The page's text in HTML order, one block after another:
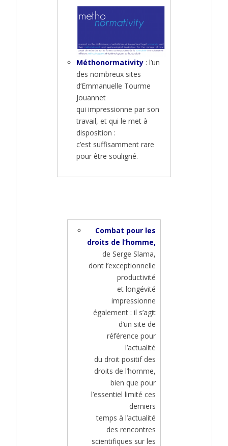
Méthonormativity : l’un
des nombreux sites
d’Emmanuelle Tourme
Jouannet
qui impressionne par son
travail, et qui le met à
disposition :
c’est suffisamment rare
pour être souligné.
Combat pour les
droits de l’homme,
de Serge Slama,
dont l’exceptionnelle
productivité
et longévité
impressionne
également : il s’agit
d’un site de
référence pour
l’actualité
du droit positif des
droits de l’homme,
bien que pour
l’essentiel limité ces
derniers
temps à l’actualité
des rencontres
scientifiques sur les